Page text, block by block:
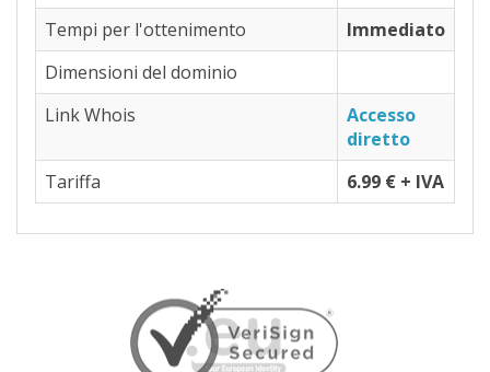
.photography
.photo
.poker
.quebec
.club
Tempi per l'ottenimento
Immediato
Dimensioni del dominio
Link Whois
Accesso
diretto
Tariffa
6.99 € + IVA